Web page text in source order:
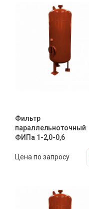
Фильтр
параллельноточный
ФИПа 1-2,0-0,6
Цена по запросу